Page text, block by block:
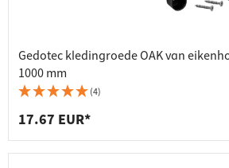
Gedotec kledingroede OAK van
1000 mm
(4)
17.67 EUR*